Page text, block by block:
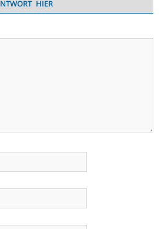
HIER